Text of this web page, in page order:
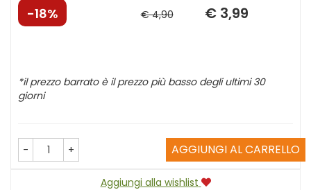
Sconto
del
18% € 4,90
Prezzo
€ 3,99
*il prezzo barrato è il prezzo più basso degli ultimi 30
giorni
- + AGGIUNGI AL CARRELLO
Aggiungi alla wishlist